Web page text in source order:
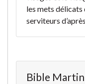
les mets délicats
serviteurs
Bible Martin